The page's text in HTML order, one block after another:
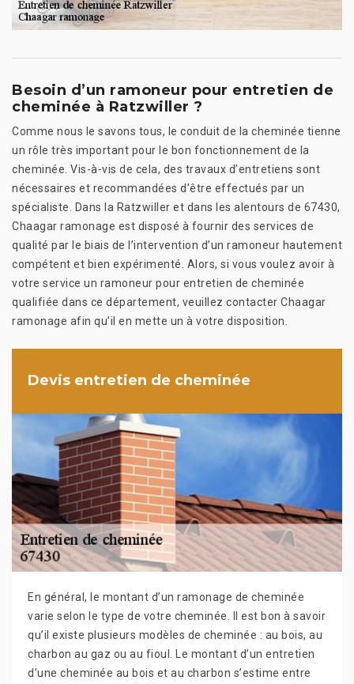
Besoin d’un ramoneur pour entretien de
cheminée à Ratzwiller ?
Comme nous le savons tous, le conduit de la cheminée tienne
un rôle très important pour le bon fonctionnement de la
cheminée. Vis-à-vis de cela, des travaux d’entretiens sont
nécessaires et recommandées d’être effectués par un
spécialiste. Dans la Ratzwiller et dans les alentours de 67430,
Chaagar ramonage est disposé à fournir des services de
qualité par le biais de l’intervention d’un ramoneur hautement
compétent et bien expérimenté. Alors, si vous voulez avoir à
votre service un ramoneur pour entretien de cheminée
qualifiée dans ce département, veuillez contacter Chaagar
ramonage afin qu’il en mette un à votre disposition.
Devis entretien de cheminée
En général, le montant d’un ramonage de cheminée
varie selon le type de votre cheminée. Il est bon à savoir
qu’il existe plusieurs modèles de cheminée : au bois, au
charbon au gaz ou au fioul. Le montant d’un entretien
d’une cheminée au bois et au charbon s’estime entre